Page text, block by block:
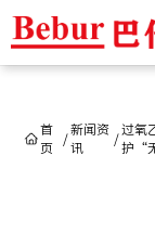
首
页
/
新闻资
讯
/
过氧
护“